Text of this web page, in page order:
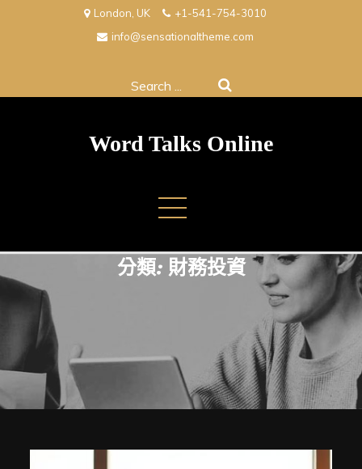
London, UK
+1-541-754-3010
info@sensationaltheme.com
Search
Word Talks Online
分類: 財務投資